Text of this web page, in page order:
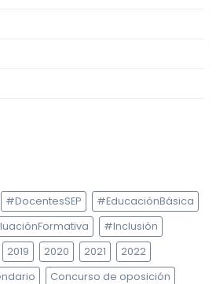
#DocentesSEP
#EducaciónBásica
#Inclusión
2019 2020 2021
2022
Concurso de oposición